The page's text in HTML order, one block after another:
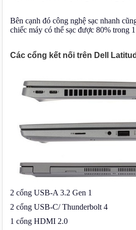
Bên cạnh đó công nghệ sạc nhanh
chiếc máy có thể sạc được 80% trong
Các cổng kết nối trên Dell
2 cổng USB-A 3.2 Gen 1
2 cổng USB-C/ Thunderbolt 4
1 cổng HDMI 2.0